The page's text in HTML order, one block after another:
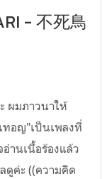
- 不死鳥
ผมภาวนาให้
ทอญ"เป็นเพลงที่
านเนื้อร้องแล้ว
ดูค่ะ ((ความคิด